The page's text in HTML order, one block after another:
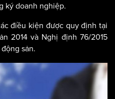
ký doanh nghiệp.
điều kiện được quy định tại
2014 và Nghị định 76/2015
sản.